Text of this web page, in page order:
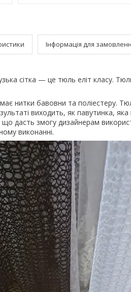
Інформація для
сітка — це тюль еліт класу.
нитки бавовни та поліестеру.
виходить, як павутинка,
дасть змогу дизайнерам
виконанні.